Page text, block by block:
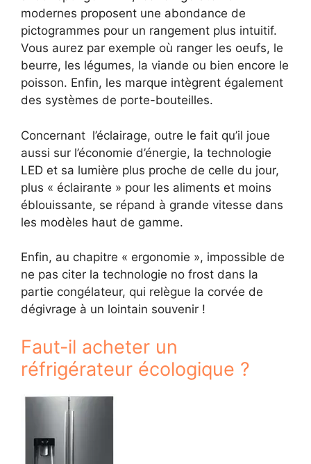
modernes proposent une abondance de
pictogrammes pour un rangement plus intuitif.
Vous aurez par exemple où ranger les oeufs, le
beurre, les légumes, la viande ou bien encore le
poisson. Enfin, les marque intègrent également
des systèmes de porte-bouteilles.
Concernant l’éclairage, outre le fait qu’il joue
aussi sur l’économie d’énergie, la technologie
LED et sa lumière plus proche de celle du jour,
plus « éclairante » pour les aliments et moins
éblouissante, se répand à grande vitesse dans
les modèles haut de gamme.
Enfin, au chapitre « ergonomie », impossible de
ne pas citer la technologie no frost dans la
partie congélateur, qui relègue la corvée de
dégivrage à un lointain souvenir !
Faut-il acheter un
réfrigérateur écologique ?